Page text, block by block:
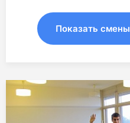
Показать смены